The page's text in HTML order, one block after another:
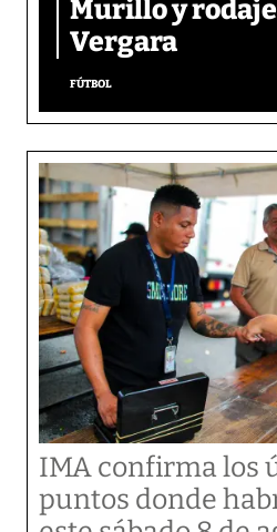
Murillo y
Vergara
FÚTBOL
IMA confirma los
puntos donde